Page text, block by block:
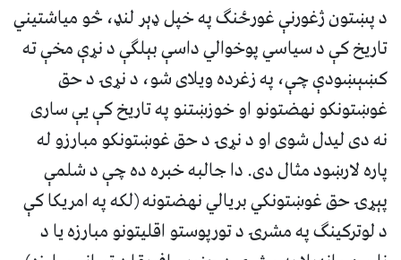
د پښتون ژغورنې غورځنګ په خپل ډېر لنډ، څو میاشتیني
تاریخ کې د سیاسي پوخوالي داسې بېلګې د نړې مخې ته
کښېښودې چې، په زغرده ویلای شو، د نړۍ د حق
غوښتونکو نهضتونو او خوزښتنو په تاریخ کې یې ساری
نه دی لیدل شوی او د نړۍ د حق غوښتونکو مبارزو له
پاره لارښود مثال دی. دا جالبه خبره ده چې د شلمې
پېړۍ حق غوښتونکي بریالي نهضتونه (لکه په امریکا کې
د لوترکینګ په مشرۍ د تورپوستو اقلیتونو مبارزه یا د